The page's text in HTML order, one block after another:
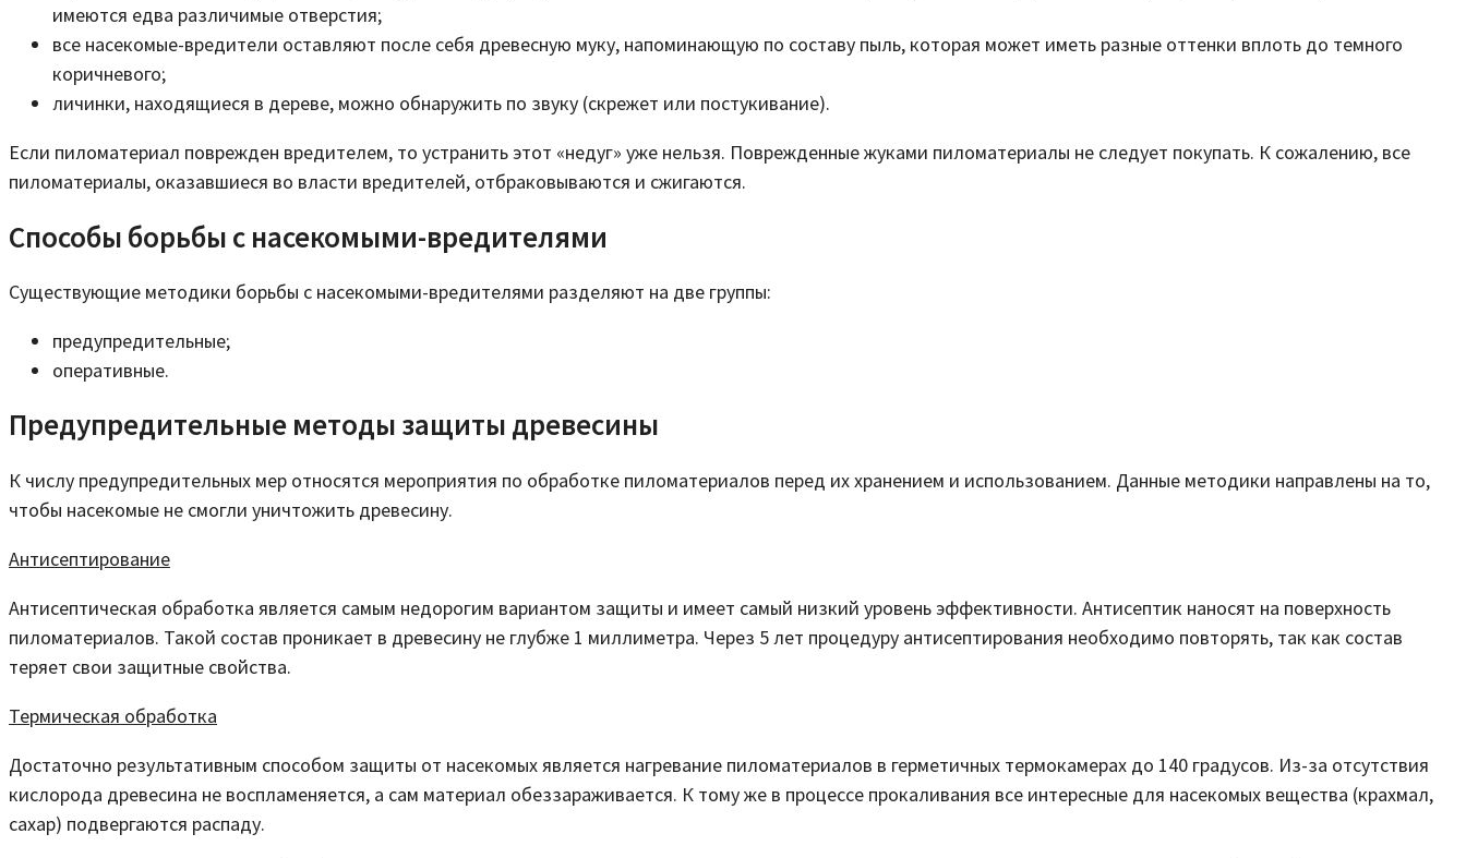
имеются едва различимые отверстия;
все насекомые-вредители оставляют после себя древесную муку, напоминающую по составу пыль, которая может иметь разные оттенки вплоть до темного
коричневого;
личинки, находящиеся в дереве, можно обнаружить по звуку (скрежет или постукивание).
Если пиломатериал поврежден вредителем, то устранить этот «недуг» уже нельзя. Поврежденные жуками пиломатериалы не следует покупать. К сожалению, все
пиломатериалы, оказавшиеся во власти вредителей, отбраковываются и сжигаются.
Способы борьбы с насекомыми-вредителями
Существующие методики борьбы с насекомыми-вредителями разделяют на две группы:
предупредительные;
оперативные.
Предупредительные методы защиты древесины
К числу предупредительных мер относятся мероприятия по обработке пиломатериалов перед их хранением и использованием. Данные методики направлены на то,
чтобы насекомые не смогли уничтожить древесину.
Антисептирование
Антисептическая обработка является самым недорогим вариантом защиты и имеет самый низкий уровень эффективности. Антисептик наносят на поверхность
пиломатериалов. Такой состав проникает в древесину не глубже 1 миллиметра. Через 5 лет процедуру антисептирования необходимо повторять, так как состав
теряет свои защитные свойства.
Термическая обработка
Достаточно результативным способом защиты от насекомых является нагревание пиломатериалов в герметичных термокамерах до 140 градусов. Из-за отсутствия
кислорода древесина не воспламеняется, а сам материал обеззараживается. К тому же в процессе прокаливания все интересные для насекомых вещества (крахмал,
сахар) подвергаются распаду.